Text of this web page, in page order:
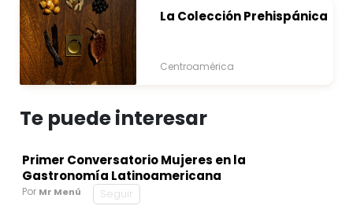
La Colección Prehispánica
Centroamérica
Te puede interesar
Primer Conversatorio Mujeres en la
Gastronomía Latinoamericana
Por Mr Menú Seguir